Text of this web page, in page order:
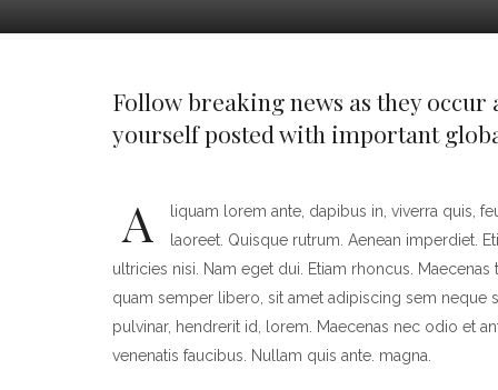
Follow breaking news as they
yourself posted with important
A
liquam lorem ante, dapibus in, viverra quis,
laoreet. Quisque rutrum. Aenean imperdiet.
ultricies nisi. Nam eget dui. Etiam rhoncus.
quam semper libero, sit amet adipiscing sem neque
pulvinar, hendrerit id, lorem. Maecenas nec odio et
venenatis faucibus. Nullam quis ante. magna.